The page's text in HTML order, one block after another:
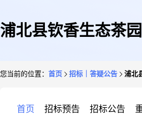
浦北县钦香生态茶
您当前的位置： 首页 招标｜答疑公告 浦北
首页 招标预告 招标公告